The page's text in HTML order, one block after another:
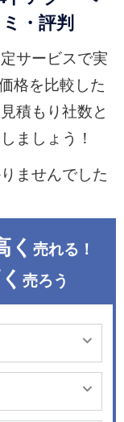
・評判
サービスで実
格を比較した
積もり社数と
ましょう！
ませんでした
く 売れる！
売ろう